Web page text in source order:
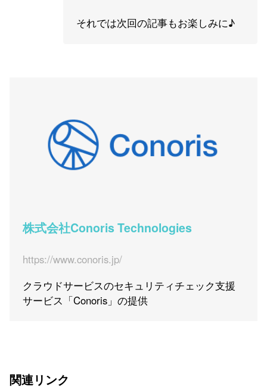
それでは次回の記事もお楽しみに♪
株式会社Conoris Technologies
https://www.conoris.jp/
クラウドサービスのセキュリティチェック支援
サービス「Conoris」の提供
関連リンク